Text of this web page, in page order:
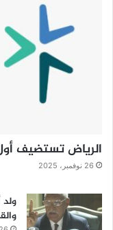
الرياض تستضيف
26 نوفمبر، 2025